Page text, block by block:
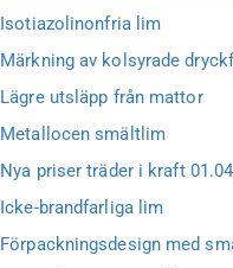
Isotiazolinonfria lim
Märkning av kolsyrade
Lägre utsläpp från mattor
Metallocen smältlim
Nya priser träder i kraft
Icke-brandfarliga lim
Förpackningsdesign med